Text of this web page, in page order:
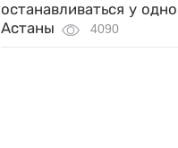
останавливаться у
Астаны
4090